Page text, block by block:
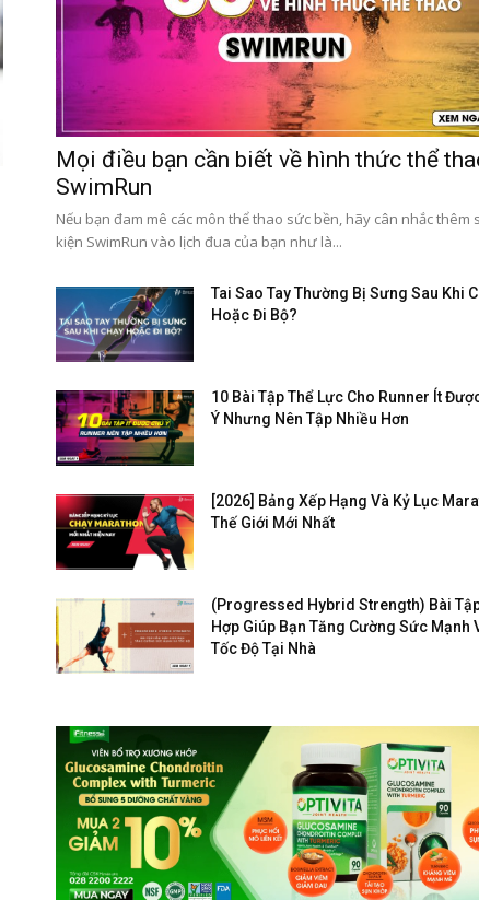
Mọi điều bạn cần biết về hình thức thể
SwimRun
Nếu bạn đam mê các môn thể thao sức bền, hãy cân nhắc thêm
kiện SwimRun vào lịch đua của bạn như là...
Tai Sao Tay Thường Bị Sưng Sau Khi
Hoặc Đi Bộ?
10 Bài Tập Thể Lực Cho Runner Ít
Ý Nhưng Nên Tập Nhiều Hơn
[2026] Bảng Xếp Hạng Và Kỷ Lục
Thế Giới Mới Nhất
(Progressed Hybrid Strength) Bài
Hợp Giúp Bạn Tăng Cường Sức Mạnh
Tốc Độ Tại Nhà